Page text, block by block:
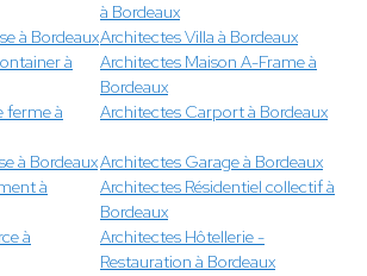
à Bordeaux
à BordeauxArchitectes Villa à Bordeaux
à
Architectes Maison A-Frame à
Bordeaux
ferme à
Architectes Carport à Bordeaux
à BordeauxArchitectes Garage à Bordeaux
à
Architectes Résidentiel collectif à
Bordeaux
à
Architectes Hôtellerie -
Restauration à Bordeaux